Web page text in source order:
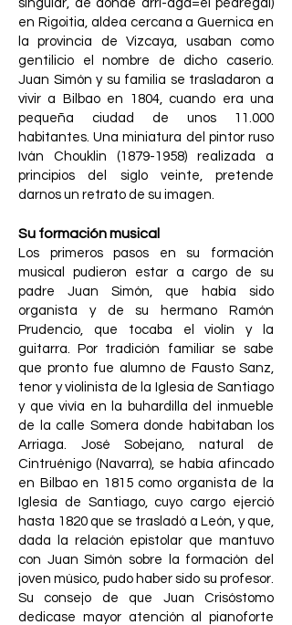
singular, de donde arri-aga=el pedregal)
en Rigoitia, aldea cercana a Guernica en
la provincia de Vizcaya, usaban como
gentilicio el nombre de dicho caserío.
Juan Simón y su familia se trasladaron a
vivir a Bilbao en 1804, cuando era una
pequeña ciudad de unos 11.000
habitantes. Una miniatura del pintor ruso
Iván Chouklin (1879-1958) realizada a
principios del siglo veinte, pretende
darnos un retrato de su imagen.
Su formación musical
Los primeros pasos en su formación
musical pudieron estar a cargo de su
padre Juan Simón, que había sido
organista y de su hermano Ramón
Prudencio, que tocaba el violín y la
guitarra. Por tradición familiar se sabe
que pronto fue alumno de Fausto Sanz,
tenor y violinista de la Iglesia de Santiago
y que vivía en la buhardilla del inmueble
de la calle Somera donde habitaban los
Arriaga. José Sobejano, natural de
Cintruénigo (Navarra), se había afincado
en Bilbao en 1815 como organista de la
Iglesia de Santiago, cuyo cargo ejerció
hasta 1820 que se trasladó a León, y que,
dada la relación epistolar que mantuvo
con Juan Simón sobre la formación del
joven músico, pudo haber sido su profesor.
Su consejo de que Juan Crisóstomo
dedicase mayor atención al pianoforte